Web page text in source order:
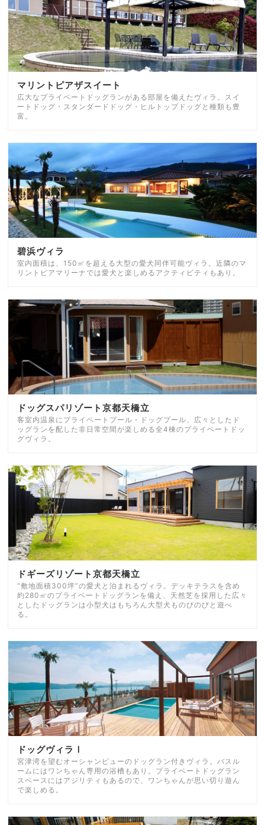
マリントピアザスイート
広大なプライベートドッグランがある部屋を備えたヴィラ。スイ
ートドッグ・スタンダードドッグ・ヒルトップドッグと種類も豊
富。
碧浜ヴィラ
室内面積は、150㎡を超える大型の愛犬同伴可能ヴィラ。近隣のマ
リントピアマリーナでは愛犬と楽しめるアクティビティもあり。
ドッグスパリゾート京都天橋立
客室内温泉にプライベートプール・ドッグプール、広々としたド
ッグランを配した非日常空間が楽しめる全4棟のプライベートドッ
グヴィラ。
ドギーズリゾート京都天橋立
“敷地面積300坪”の愛犬と泊まれるヴィラ。デッキテラスを含め
約280㎡のプライベートドッグランを備え、天然芝を採用した広々
としたドッグランは小型犬はもちろん大型犬ものびのびと遊べ
る。
ドッグヴィラⅠ
宮津湾を望むオーシャンビューのドッグラン付きヴィラ。バスル
ームにはワンちゃん専用の浴槽もあり。プライベートドッグラン
スペースにはアジリティもあるので、ワンちゃんが思い切り遊ん
で楽しめる。